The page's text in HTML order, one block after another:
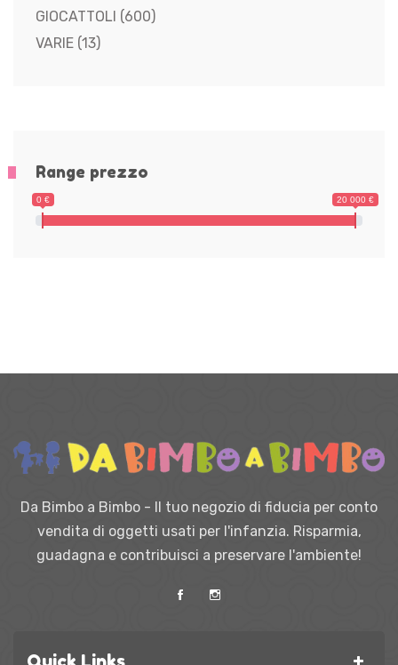
GIOCATTOLI (600)
VARIE (13)
Range prezzo
0 € 20 000 €
Da Bimbo a Bimbo - Il tuo negozio di fiducia per conto
vendita di oggetti usati per l'infanzia. Risparmia,
guadagna e contribuisci a preservare l'ambiente!